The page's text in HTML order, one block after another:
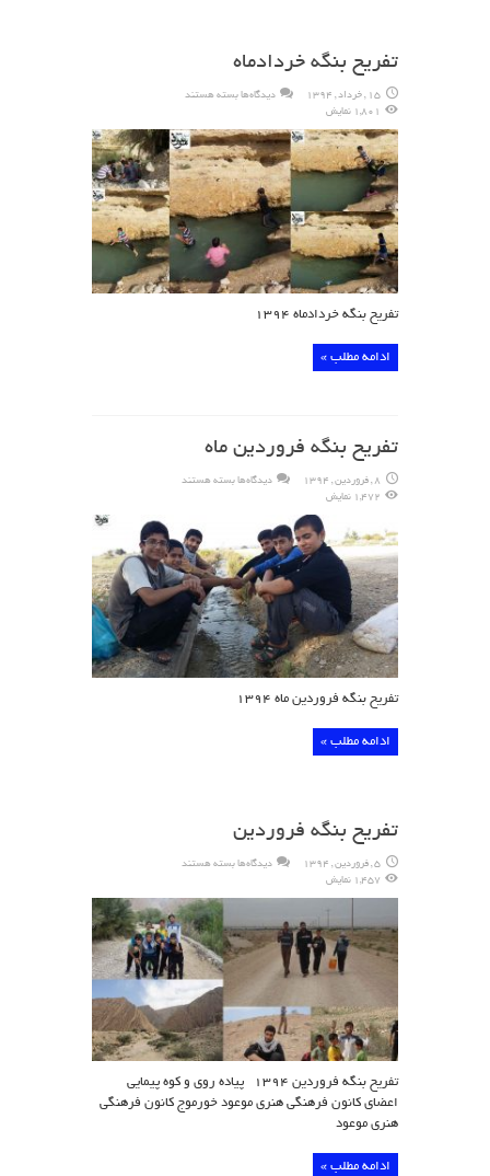
تفریح بنگه خردادماه
15 , خرداد , 1394 دیدگاه‌ها برای
خردادماه
بسته هستند
1,801 نمایش
تفریح بنگه خردادماه ۱۳۹۴
ادامه مطلب »
تفریح بنگه فروردین ماه
8 , فروردین , 1394 دیدگاه‌ها برای
بسته هستند
1,472 نمایش
تفریح بنگه فروردین ماه ۱۳۹۴
ادامه مطلب »
تفریح بنگه فروردین
5 , فروردین , 1394 دیدگاه‌ها برای
بسته هستند
1,457 نمایش
تفریح بنگه فروردین ۱۳۹۴ پیاده روی و کوه پیمایی
اعضای کانون فرهنگی هنری موعود خورموج کانون فرهنگی
هنری موعود
ادامه مطلب »